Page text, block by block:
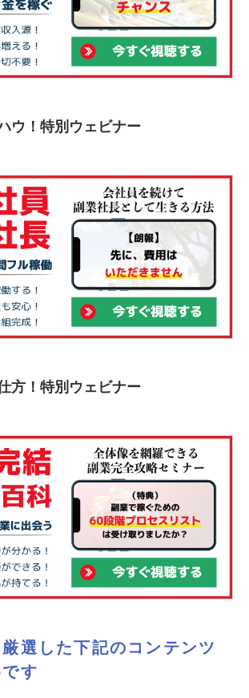
ウ！特別ウェビナー
方！特別ウェビナー
選した下記のコンテンツ
す